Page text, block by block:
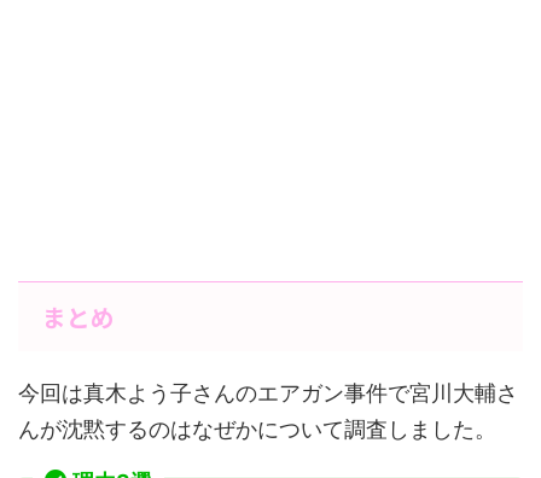
まとめ
今回は真木よう子さんのエアガン事件で宮川大輔さ
んが沈黙するのはなぜかについて調査しました。